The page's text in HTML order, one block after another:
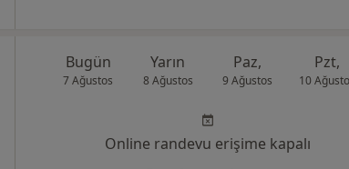
Bugün
7 Ağustos
Yarın
8 Ağustos
Paz,
9 Ağustos
Pzt,
10
Online randevu erişime kapalı